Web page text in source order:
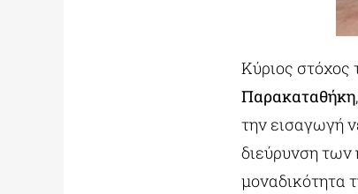
Κύριος στόχος
Παρακαταθήκη
την εισαγωγή
διεύρυνση των
μοναδικότητα